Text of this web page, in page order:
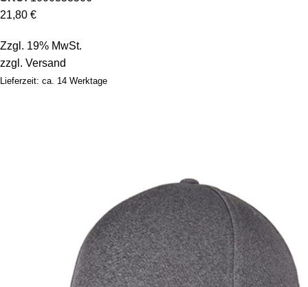
21,80 €
Zzgl. 19% MwSt.
zzgl. Versand
Lieferzeit: ca. 14 Werktage